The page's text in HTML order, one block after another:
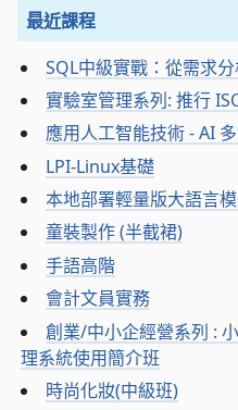
最近課程
SQL中級實戰：從需求
實驗室管理系列: 推行
應用人工智能技術 - AI
LPI-Linux基礎
本地部署輕量版大語言
童裝製作 (半截裙)
手語高階
會計文員實務
創業/中小企經營系列 :
理系統使用簡介班
時尚化妝(中級班)